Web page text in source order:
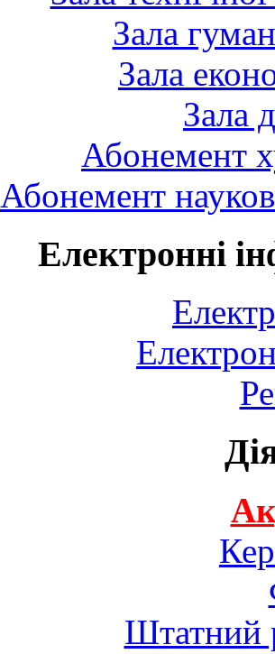
Зала
Зала
Зала
Абонемент
Абонемент
Електронні
Штатний